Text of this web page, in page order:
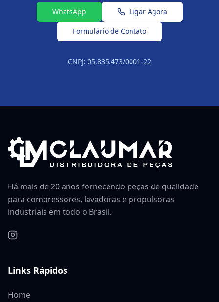
WhatsApp Ligar Agora
Formulário de Contato
CNPJ: 05.835.473/0001-22
Há mais de 20 anos fornecendo peças de qualidade
para compressores, lavadoras e propulsoras
industriais em todo o Brasil.
Links Rápidos
Home